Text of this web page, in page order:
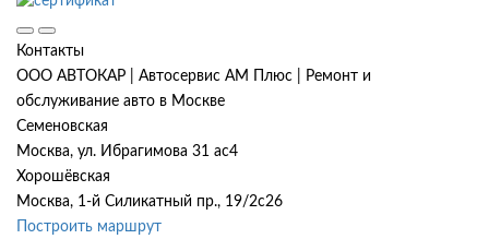
Контакты
ООО АВТОКАР | Автосервис АМ Плюс | Ремонт и
обслуживание авто в Москве
Семеновская
Москва, ул. Ибрагимова 31 ас4
Хорошёвская
Москва, 1-й Силикатный пр., 19/2с26
Построить маршрут